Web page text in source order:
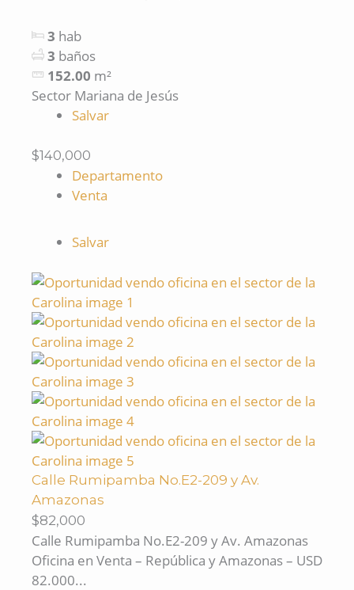
3 hab
3 baños
152.00 m²
Sector Mariana de Jesús
Salvar
$140,000
Departamento
Venta
Salvar
Calle Rumipamba No.E2-209 y Av.
Amazonas
$82,000
Calle Rumipamba No.E2-209 y Av. Amazonas
Oficina en Venta – República y Amazonas – USD
82.000...